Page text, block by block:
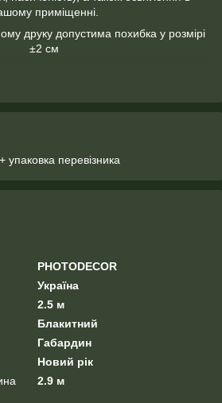
приміщенні.
друку допустима похибка у розмірі
±2 см
упаковка перевізника
PHOTODECOR
Україна
2.5 м
Блакитний
Габардин
Новий рік
2.9 м